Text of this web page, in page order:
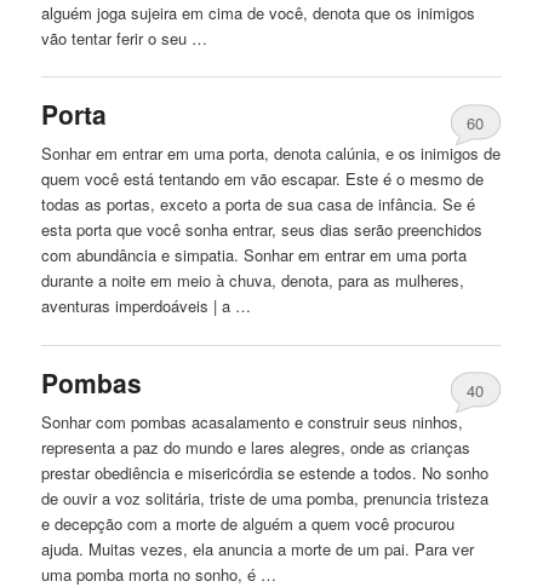
alguém joga sujeiraem cima de você, denota que os inimigos
vão tentar ferir o seu …
Porta
60
Sonharem entrarem uma porta, denota calúnia, e os inimigos de
quem você está tentandoem vão escapar. Este é o mesmo de
todas as portas, exceto a porta de sua casa de infância. Se é
esta porta que você sonha entrar, seus dias serão preenchidos
com abundância e simpatia. Sonharem entrarem uma porta
durante a noiteem meio à chuva, denota, para as mulheres,
aventuras imperdoáveis ​​| a …
Pombas
40
Sonhar com pombas acasalamento e construir seus ninhos,
representa a paz do mundo e lares alegres, onde as crianças
prestar obediência e misericórdia se estende a todos. No sonho
de ouvir a voz solitária, triste de uma pomba, prenuncia tristeza
e decepção com a morte de alguém a quem você procurou
ajuda. Muitas vezes, ela anuncia a morte de um pai. Para ver
uma pomba morta no sonho, é …